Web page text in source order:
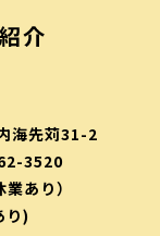
海先苅31-2
3520
あり）
り)